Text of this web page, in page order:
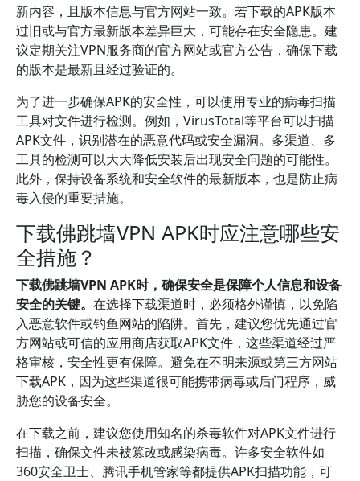
新内容，且版本信息与官方网站一致。若下载的APK版本
过旧或与官方最新版本差异巨大，可能存在安全隐患。建
议定期关注VPN服务商的官方网站或官方公告，确保下载
的版本是最新且经过验证的。
为了进一步确保APK的安全性，可以使用专业的病毒扫描
工具对文件进行检测。例如，VirusTotal等平台可以扫描
APK文件，识别潜在的恶意代码或安全漏洞。多渠道、多
工具的检测可以大大降低安装后出现安全问题的可能性。
此外，保持设备系统和安全软件的最新版本，也是防止病
毒入侵的重要措施。
下载佛跳墙VPN APK时应注意哪些安
全措施？
下载佛跳墙VPN APK时，确保安全是保障个人信息和设备
安全的关键。 在选择下载渠道时，必须格外谨慎，以免陷
入恶意软件或钓鱼网站的陷阱。首先，建议您优先通过官
方网站或可信的应用商店获取APK文件，这些渠道经过严
格审核，安全性更有保障。避免在不明来源或第三方网站
下载APK，因为这些渠道很可能携带病毒或后门程序，威
胁您的设备安全。
在下载之前，建议您使用知名的杀毒软件对APK文件进行
扫描，确保文件未被篡改或感染病毒。许多安全软件如
360安全卫士、腾讯手机管家等都提供APK扫描功能，可